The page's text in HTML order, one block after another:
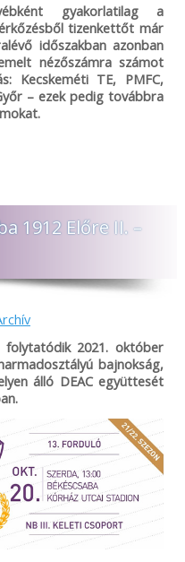
gyakorlatilag a
tizenkettőt már
időszakban azonban
nézőszámra számot
Kecskeméti TE, PMFC,
– ezek pedig továbbra
1912 Előre II. –
folytatódik 2021. október
bajnokság,
álló DEAC együttesét